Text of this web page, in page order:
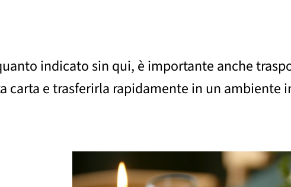
indicato sin qui, è importante anche
carta e trasferirla rapidamente in un ambiente